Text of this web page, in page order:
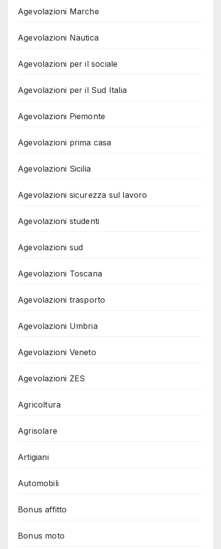
Agevolazioni Marche
Agevolazioni Nautica
Agevolazioni per il sociale
Agevolazioni per il Sud Italia
Agevolazioni Piemonte
Agevolazioni prima casa
Agevolazioni Sicilia
Agevolazioni sicurezza sul lavoro
Agevolazioni studenti
Agevolazioni sud
Agevolazioni Toscana
Agevolazioni trasporto
Agevolazioni Umbria
Agevolazioni Veneto
Agevolazioni ZES
Agricoltura
Agrisolare
Artigiani
Automobili
Bonus affitto
Bonus moto